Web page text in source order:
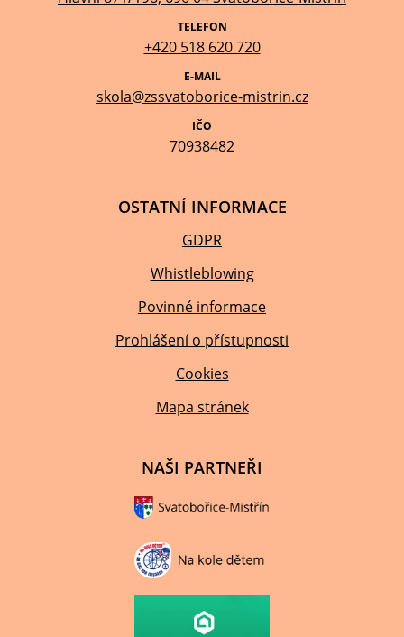
TELEFON
+420 518 620 720
E-MAIL
skola@zssvatoborice-mistrin.cz
IČO
70938482
OSTATNÍ INFORMACE
GDPR
Whistleblowing
Povinné informace
Prohlášení o přístupnosti
Cookies
Mapa stránek
NAŠI PARTNEŘI